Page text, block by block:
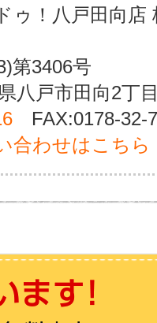
ゥ！八戸田向店
第3406号
八戸市田向2丁
FAX:0178-32-
合わせはこちら